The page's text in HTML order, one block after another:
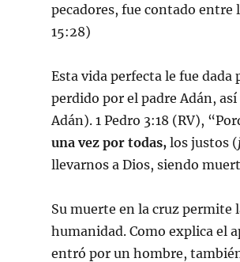
pecadores, fue contado entre
15:28)
Esta vida perfecta le fue dada
perdido por el padre Adán,
Adán). 1 Pedro 3:18 (RV),
una vez por todas, los justos (
llevarnos a Dios, siendo
Su muerte en la cruz permite
humanidad. Como explica el
entró por un hombre,